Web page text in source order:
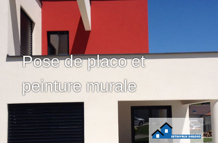
Pose de placo et
peinture murale